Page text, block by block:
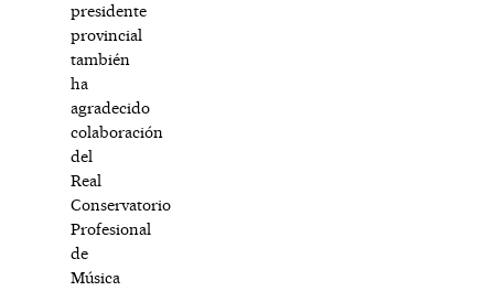
presidente
provincial
también
ha
agradecido
colaboración
del
Real
Conservatorio
Profesional
de
Música